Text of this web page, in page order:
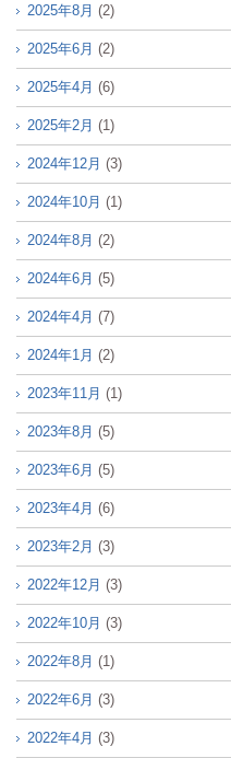
2025年8月 (2)
2025年6月 (2)
2025年4月 (6)
2025年2月 (1)
2024年12月 (3)
2024年10月 (1)
2024年8月 (2)
2024年6月 (5)
2024年4月 (7)
2024年1月 (2)
2023年11月 (1)
2023年8月 (5)
2023年6月 (5)
2023年4月 (6)
2023年2月 (3)
2022年12月 (3)
2022年10月 (3)
2022年8月 (1)
2022年6月 (3)
2022年4月 (3)